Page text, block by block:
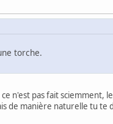
torche.
n'est pas fait sciemment,
de manière naturelle tu